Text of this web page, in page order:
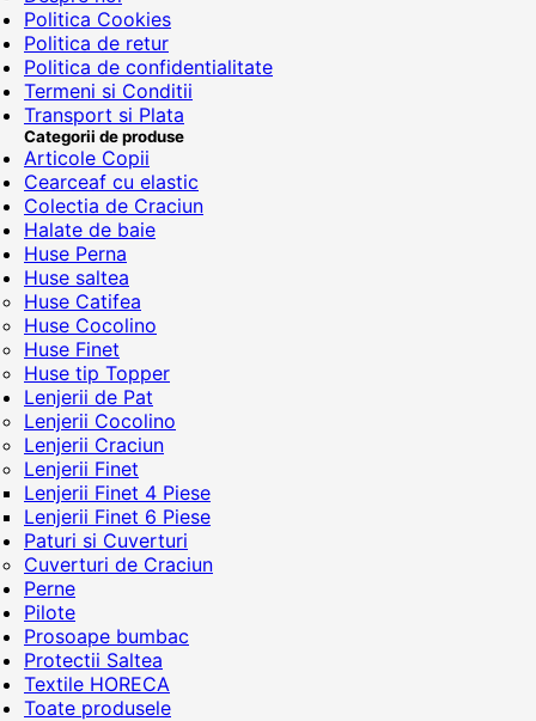
Politica Cookies
Politica de retur
Politica de confidentialitate
Termeni si Conditii
Transport si Plata
Categorii de produse
Articole Copii
Cearceaf cu elastic
Colectia de Craciun
Halate de baie
Huse Perna
Huse saltea
Huse Catifea
Huse Cocolino
Huse Finet
Huse tip Topper
Lenjerii de Pat
Lenjerii Cocolino
Lenjerii Craciun
Lenjerii Finet
Lenjerii Finet 4 Piese
Lenjerii Finet 6 Piese
Paturi si Cuverturi
Cuverturi de Craciun
Perne
Pilote
Prosoape bumbac
Protectii Saltea
Textile HORECA
Toate produsele